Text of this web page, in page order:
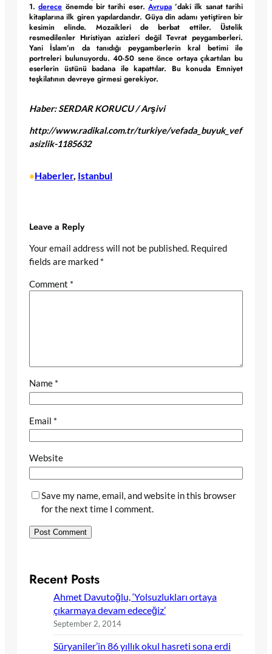
1.derece önemde bir tarihi eser. Avrupa’daki ilk sanat tarihi
kitaplarına ilk giren yapılardandır. Güya din adamı yetiştiren bir
kesimin elinde. Mozaikleri de berbat ettiler. Üstelik
resmedilenler Hıristiyan azizleri değil Tevrat peygamberleri.
Yani İslam’ın da tanıdığı peygamberlerin kral betimi ile
portreleri bulunuyordu. 40-50 sene önce ortaya çıkartılan bu
eserlerin üstünü badana ile kapattılar. Bu konuda Emniyet
teşkilatının devreye girmesi gerekiyor.
Haber: SERDAR KORUCU / Arşivi
http://www.radikal.com.tr/turkiye/vefada_buyuk_vef
asizlik-1185632
•Haberler, Istanbul
Leave a Reply
Your email address will not be published. Required
fields are marked *
Comment *
Name *
Email *
Website
Save my name, email, and website in this browser
for the next time I comment.
Recent Posts
Ahmet Davutoğlu, ‘Yolsuzlukları ortaya
çıkarmaya devam edeceğiz’
September 2, 2014
Süryaniler’in 86 yıllık okul hasreti sona erdi